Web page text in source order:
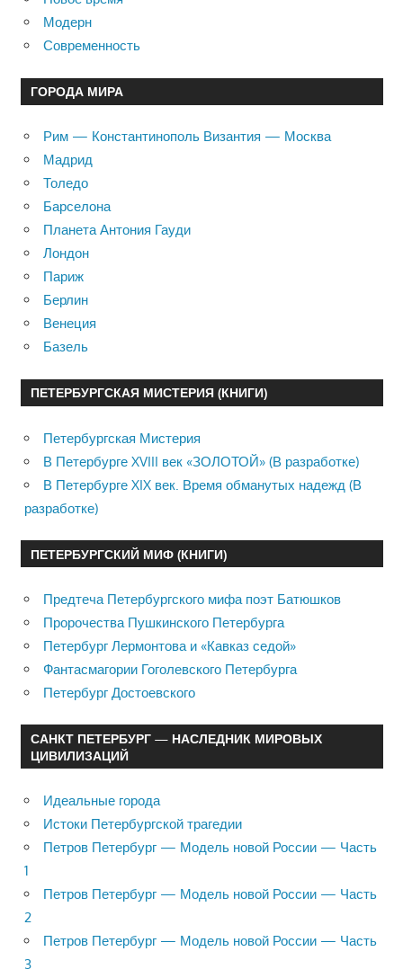
Модерн
Современность
ГОРОДА МИРА
Рим — Константинополь Византия — Москва
Мадрид
Толедо
Барселона
Планета Антония Гауди
Лондон
Париж
Берлин
Венеция
Базель
ПЕТЕРБУРГСКАЯ МИСТЕРИЯ (КНИГИ)
Петербургская Мистерия
В Петербурге XVIII век «ЗОЛОТОЙ» (В разработке)
В Петербурге XIX век. Время обманутых надежд (В
разработке)
ПЕТЕРБУРГСКИЙ МИФ (КНИГИ)
Предтеча Петербургского мифа поэт Батюшков
Пророчества Пушкинского Петербурга
Петербург Лермонтова и «Кавказ седой»
Фантасмагории Гоголевского Петербурга
Петербург Достоевского
САНКТ ПЕТЕРБУРГ — НАСЛЕДНИК МИРОВЫХ
ЦИВИЛИЗАЦИЙ
Идеальные города
Истоки Петербургской трагедии
Петров Петербург — Модель новой России — Часть
1
Петров Петербург — Модель новой России — Часть
2
Петров Петербург — Модель новой России — Часть
3